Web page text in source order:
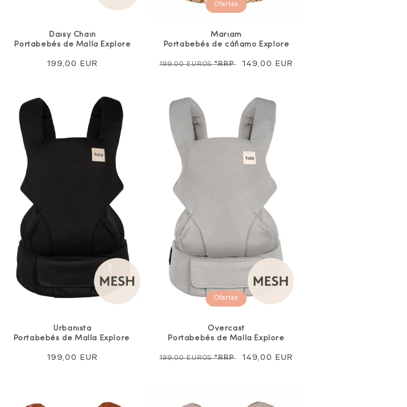
Daisy Chain
Portabebés de Malla Explore
Precio
199,00 EUR
Ofertas
Mariam
Portabebés de cáñamo Explore
Precio
199,00 EUROS*RRP
Precio
149,00 EUR
Urbanista
Portabebés de Malla Explore
Precio
199,00 EUR
Ofertas
Overcast
Portabebés de Malla Explore
Precio
199,00 EUROS*RRP
Precio
149,00 EUR